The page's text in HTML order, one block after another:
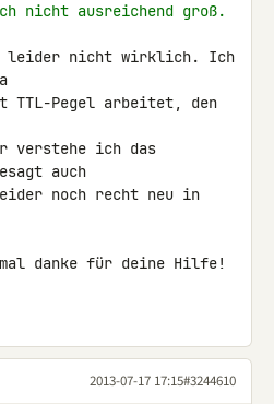
nicht ausreichend groß.
leider nicht wirklich. Ich
Pegel arbeitet, den
verstehe ich das
auch
noch recht neu in
danke für deine Hilfe!
2013-07-17 17:15#3244610